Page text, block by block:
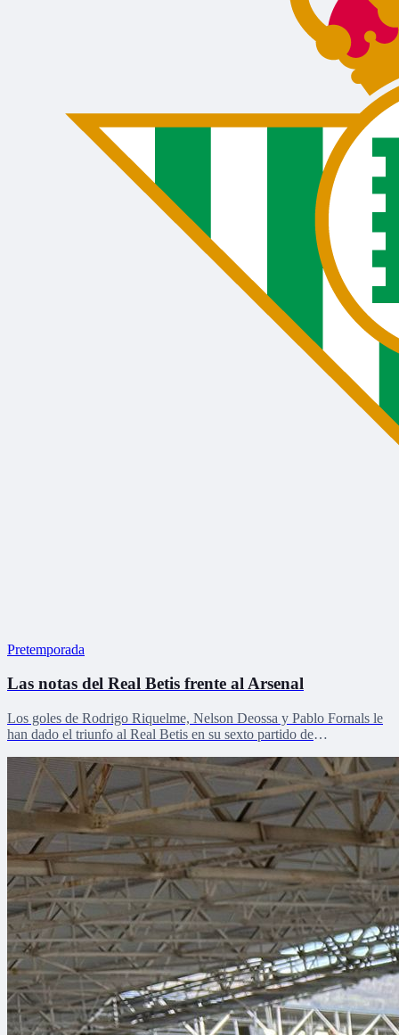
Pretemporada
Las notas del Real Betis frente al Arsenal
Los goles de Rodrigo Riquelme, Nelson Deossa y Pablo Fornals le
han dado el triunfo al Real Betis en su sexto partido de